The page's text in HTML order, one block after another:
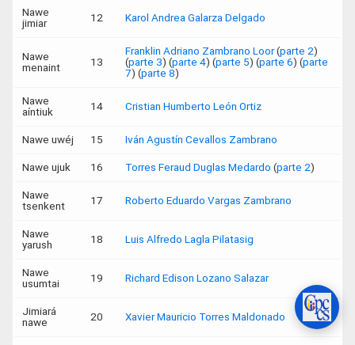
Nawe
jimiar
12 Karol Andrea Galarza Delgado
Nawe
menaint
13
Franklin Adriano Zambrano Loor(parte 2)
(parte 3) (parte 4) (parte 5) (parte 6) (parte
7) (parte 8)
Nawe
aíntiuk
14 Cristian Humberto León Ortiz
Nawe uwéj 15 Iván Agustín Cevallos Zambrano
Nawe ujuk 16 Torres Feraud Duglas Medardo (parte 2)
Nawe
tsenkent
17 Roberto Eduardo Vargas Zambrano
Nawe
yarush
18 Luis Alfredo Lagla Pilatasig
Nawe
usumtai
19 Richard Edison Lozano Salazar
Jimiará
nawe
20 Xavier Mauricio Torres Maldonado